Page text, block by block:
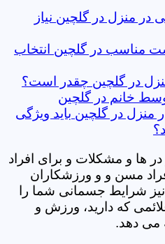
در منزل در گلچین نیاز
مناسب در گلچین انتخاب
منزل در گلچین چقدر است؟
خانم در گلچین
منزل در گلچین باید ویژگی
در ها و مشکلات و برای افراد
مسن و و ورزشکاران
نیز شرایط جسمانی شما را
که دارید، ورزش و
می دهد.